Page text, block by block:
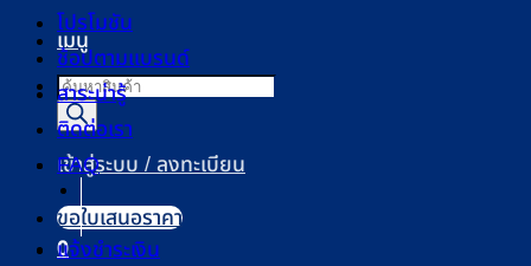
เมนู
Products
search
เข้าสู่ระบบ / ลงทะเบียน
0
โปรโมชัน
ช้อปตามแบรนด์
สาระน่ารู้
ติดต่อเรา
FAQ
ขอใบเสนอราคา
แจ้งชำระเงิน